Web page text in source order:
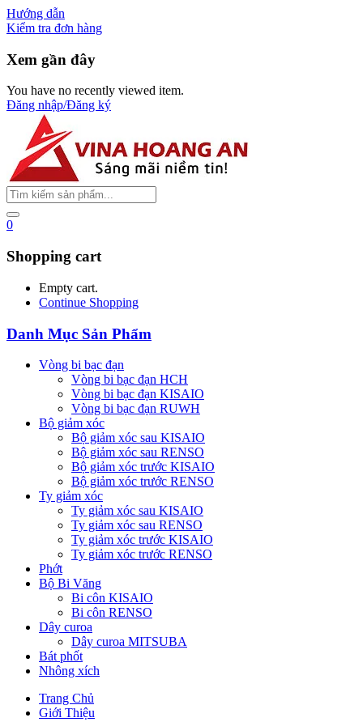
Hướng dẫn
Kiểm tra đơn hàng
Xem gần đây
You have no recently viewed item.
Đăng nhập/Đăng ký
0
Shopping cart
Empty cart.
Continue Shopping
Danh Mục Sản Phẩm
Vòng bi bạc đạn
Vòng bi bạc đạn HCH
Vòng bi bạc đạn KISAIO
Vòng bi bạc đạn RUWH
Bộ giảm xóc
Bộ giảm xóc sau KISAIO
Bộ giảm xóc sau RENSO
Bộ giảm xóc trước KISAIO
Bộ giảm xóc trước RENSO
Ty giảm xóc
Ty giảm xóc sau KISAIO
Ty giảm xóc sau RENSO
Ty giảm xóc trước KISAIO
Ty giảm xóc trước RENSO
Phớt
Bộ Bi Văng
Bi côn KISAIO
Bi côn RENSO
Dây curoa
Dây curoa MITSUBA
Bát phốt
Nhông xích
Trang Chủ
Giới Thiệu